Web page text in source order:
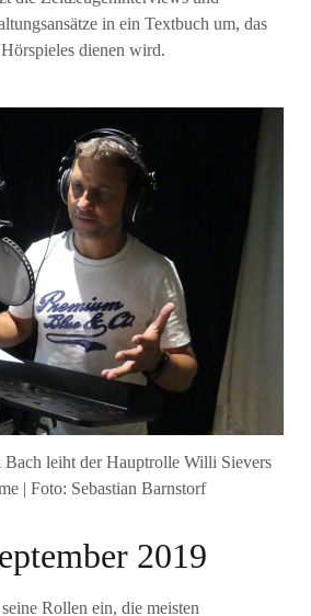
in ein Textbuch um, das
dienen wird.
Bach leiht der Hauptrolle Willi Sievers
| Foto: Sebastian Barnstorf
2019
Rollen ein, die meisten